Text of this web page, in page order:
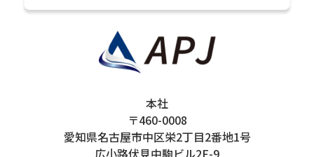
本社
〒460-0008
愛知県名古屋市中区栄2丁目2番地1号
広小路伏見中駒ビル2F-9